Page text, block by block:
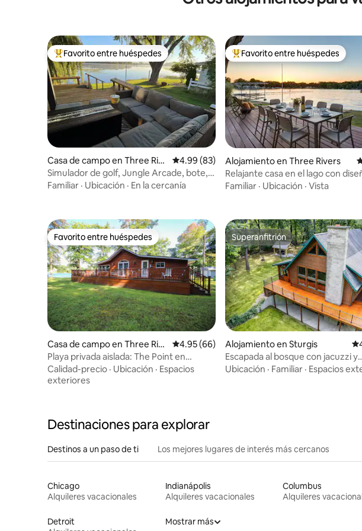
Favorito entre huéspedes preferido
Favorito entre huéspedes
Casa de campo en Three Riv
ers
Calificación promedio: 4.99 de 5, 83 reseñas
4.99 (83)
Simulador de golf, Jungle Arcade, bote,
chimenea de gas, trabajo desde casa
Familiar · Ubicación · En la cercanía
Favorito entre huéspedes preferido
Favorito entre huéspedes
Alojamiento en Three Rivers
Relajante casa en el lago con
contemporáneo
Familiar · Ubicación · Vista
Favorito entre huéspedes
Favorito entre huéspedes
Casa de campo en Three Riv
ers
Calificación promedio: 4.95 de 5, 66 reseñas
4.95 (66)
Playa privada aislada: The Point en
Fishers Lake
Calidad-precio · Ubicación · Espacios
exteriores
Superanfitrión
Superanfitrión
Alojamiento en Sturgis
Escapada al bosque con jacuzzi y
habitaciones con literas
Ubicación · Familiar · Espacios
Destinaciones para explorar
Destinos a un paso de ti Los mejores lugares de interés más cercanos
Chicago
Alquileres vacacionales
Indianápolis
Alquileres vacacionales
Columbus
Alquileres
Detroit
Mostrar más